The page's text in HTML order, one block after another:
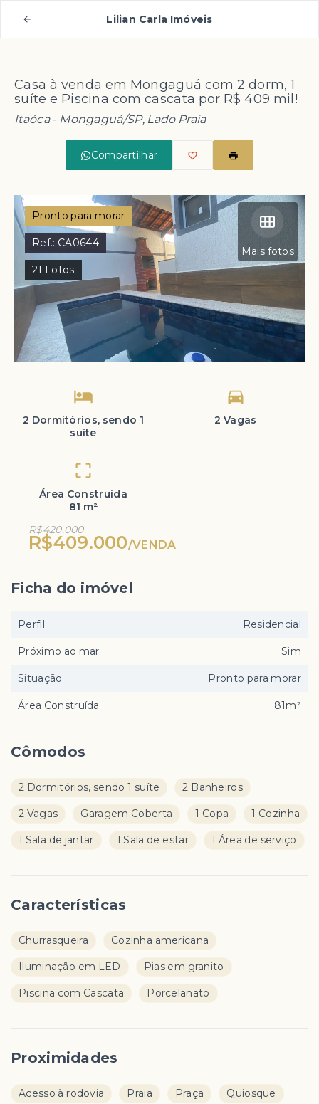
Lilian Carla Imóveis
Casa à venda em Mongaguá com 2 dorm, 1
suíte e Piscina com cascata por R$ 409 mil!
Itaóca - Mongaguá/SP, Lado Praia
Compartilhar
Mais fotos
Pronto para morar
Ref.: CA0644
21 Fotos
2 Dormitórios, sendo 1
suíte
2 Vagas
Área Construída
81 m²
R$420.000
R$409.000/VENDA
Cômodos
2 Dormitórios, sendo 1 suíte 2 Banheiros
2 Vagas Garagem Coberta 1 Copa 1 Cozinha
1 Sala de jantar 1 Sala de estar 1 Área de serviço
Características
Churrasqueira Cozinha americana
Iluminação em LED Pias em granito
Piscina com Cascata Porcelanato
Proximidades
Acesso à rodovia Praia Praça Quiosque
Ficha do imóvel
Perfil Residencial
Próximo ao mar Sim
Situação Pronto para morar
Área Construída 81m²